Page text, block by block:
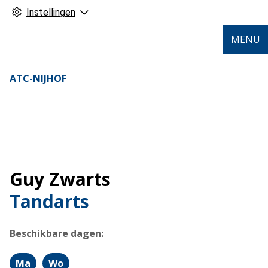
Instellingen
ATC-NIJHOF
MENU
Guy Zwarts
Tandarts
Beschikbare dagen:
Ma Wo